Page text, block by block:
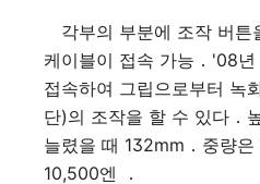
각부의 부분에 조작 버튼
케이블이 접속 가능．'08
접속하여 그립으로부터 녹
단)의 조작을 할 수 있다．
늘렸을 때 132mm．중량
10,500엔 ．